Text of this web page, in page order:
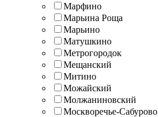
Марфино
Марьина Роща
Марьино
Матушкино
Метрогородок
Мещанский
Митино
Можайский
Молжаниновский
Москворечье-Сабурово